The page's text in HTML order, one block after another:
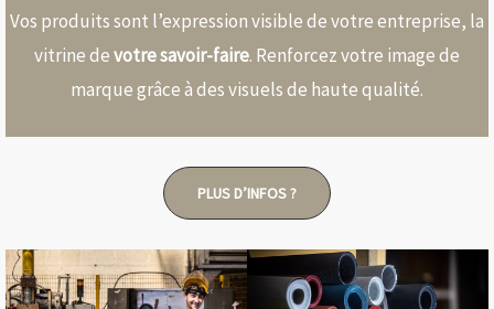
Vos produits sont l’expression visible de votre entreprise, la
vitrine devotre savoir-faire. Renforcez votre image de
marque grâce à des visuels de haute qualité.
PLUS D’INFOS ?